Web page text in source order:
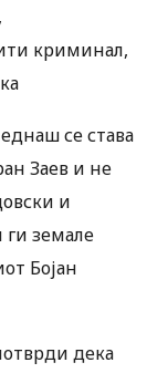
криминал,
се става
Заев и не
и
ги земале
Бојан
дека